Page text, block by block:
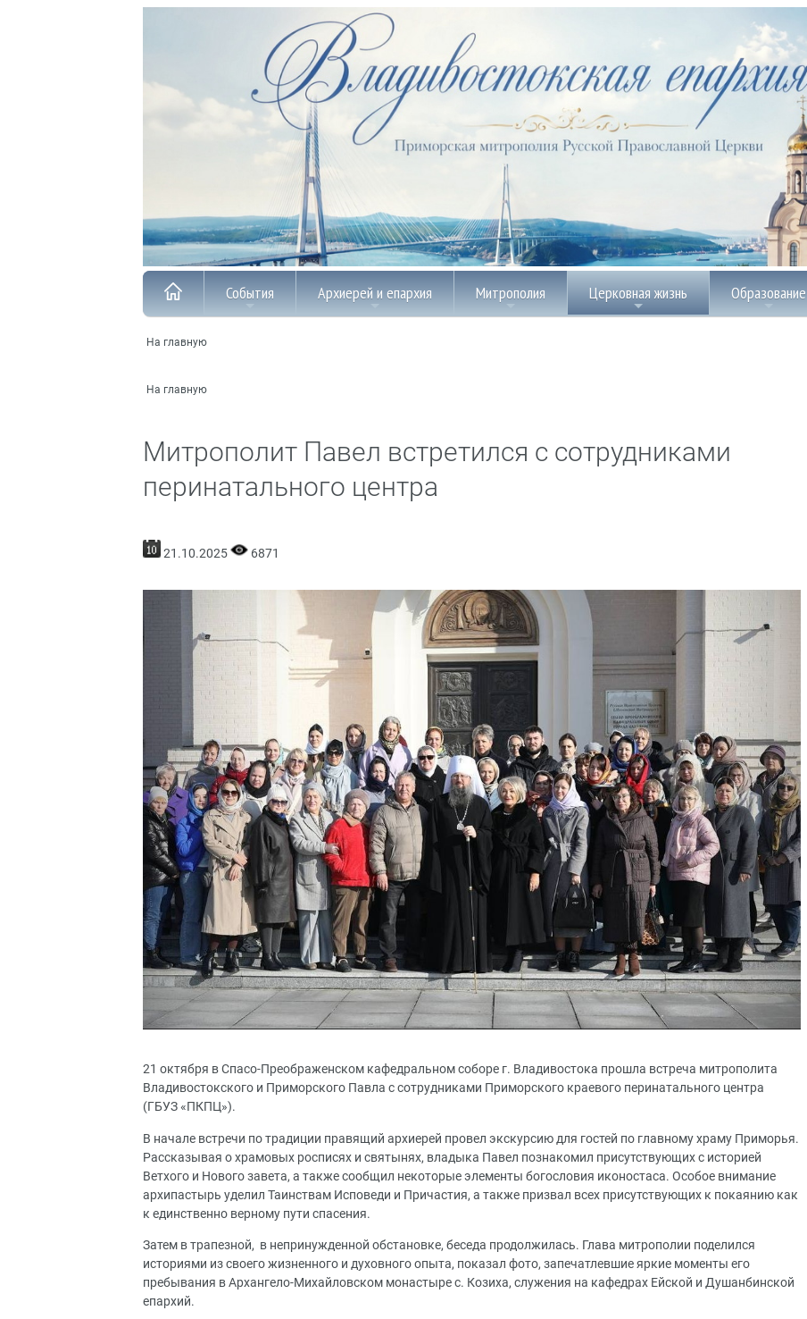
События Архиерей и епархия Митрополия Церковная жизнь Образование
На главную
На главную
Митрополит Павел встретился с сотрудниками
перинатального центра
21.10.2025 6871
21 октября в Спасо-Преображенском кафедральном соборе г. Владивостока прошла встреча митрополита
Владивостокского и Приморского Павла с сотрудниками Приморского краевого перинатального центра
(ГБУЗ «ПКПЦ»).
В начале встречи по традиции правящий архиерей провел экскурсию для гостей по главному храму Приморья.
Рассказывая о храмовых росписях и святынях, владыка Павел познакомил присутствующих с историей
Ветхого и Нового завета, а также сообщил некоторые элементы богословия иконостаса. Особое внимание
архипастырь уделил Таинствам Исповеди и Причастия, а также призвал всех присутствующих к покаянию как
к единственно верному пути спасения.
Затем в трапезной, в непринужденной обстановке, беседа продолжилась. Глава митрополии поделился
историями из своего жизненного и духовного опыта, показал фото, запечатлевшие яркие моменты его
пребывания в Архангело-Михайловском монастыре с. Козиха, служения на кафедрах Ейской и Душанбинской
епархий.